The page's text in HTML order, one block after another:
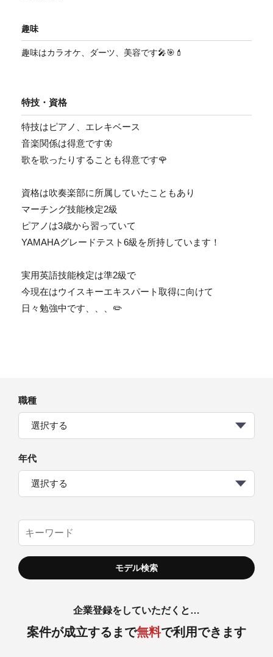
趣味
趣味はカラオケ、ダーツ、美容です🎤🎯💄
特技・資格
特技はピアノ、エレキベース
音楽関係は得意です🦋
歌を歌ったりすることも得意です🌹
資格は吹奏楽部に所属していたこともあり
マーチング技能検定2級
ピアノは3歳から習っていて
YAMAHAグレードテスト6級を所持しています！
実用英語技能検定は準2級で
今現在はウイスキーエキスパート取得に向けて
日々勉強中です、、、✏️
職種
選択する
年代
選択する
企業登録をしていただくと…
案件が成立するまで無料で利用できます